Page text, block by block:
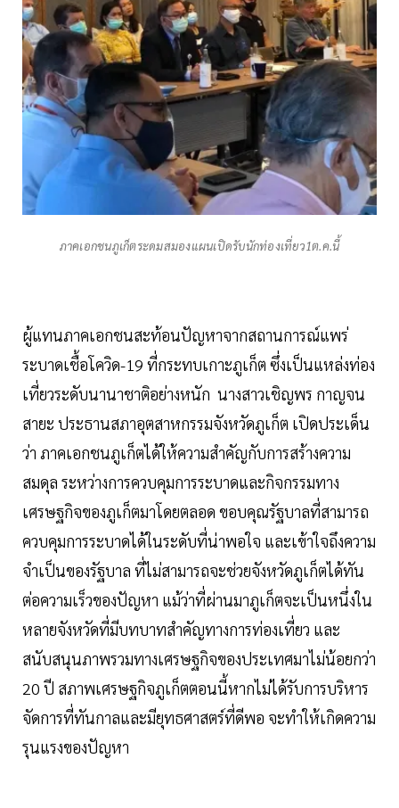
ภาคเอกชนภูเก็ตระดมสมองแผนเปิดรับนักท่องเที่ยว1ต.ค.นี้
ผู้แทนภาคเอกชนสะท้อนปัญหาจากสถานการณ์แพร่
ระบาดเชื้อโควิด-19 ที่กระทบเกาะภูเก็ต ซึ่งเป็นแหล่งท่อง
เที่ยวระดับนานาชาติอย่างหนัก นางสาวเชิญพร กาญจน
สายะ ประธานสภาอุตสาหกรรมจังหวัดภูเก็ต เปิดประเด็น
ว่า ภาคเอกชนภูเก็ตได้ให้ความสำคัญกับการสร้างความ
สมดุล ระหว่างการควบคุมการระบาดและกิจกรรมทาง
เศรษฐกิจของภูเก็ตมาโดยตลอด ขอบคุณรัฐบาลที่สามารถ
ควบคุมการระบาดได้ในระดับที่น่าพอใจ และเข้าใจถึงความ
จำเป็นของรัฐบาล ที่ไม่สามารถจะช่วยจังหวัดภูเก็ตได้ทัน
ต่อความเร็วของปัญหา แม้ว่าที่ผ่านมาภูเก็ตจะเป็นหนึ่งใน
หลายจังหวัดที่มีบทบาทสำคัญทางการท่องเที่ยว และ
สนับสนุนภาพรวมทางเศรษฐกิจของประเทศมาไม่น้อยกว่า
20 ปี สภาพเศรษฐกิจภูเก็ตตอนนี้หากไม่ได้รับการบริหาร
จัดการที่ทันกาลและมียุทธศาสตร์ที่ดีพอ จะทำให้เกิดความ
รุนแรงของปัญหา